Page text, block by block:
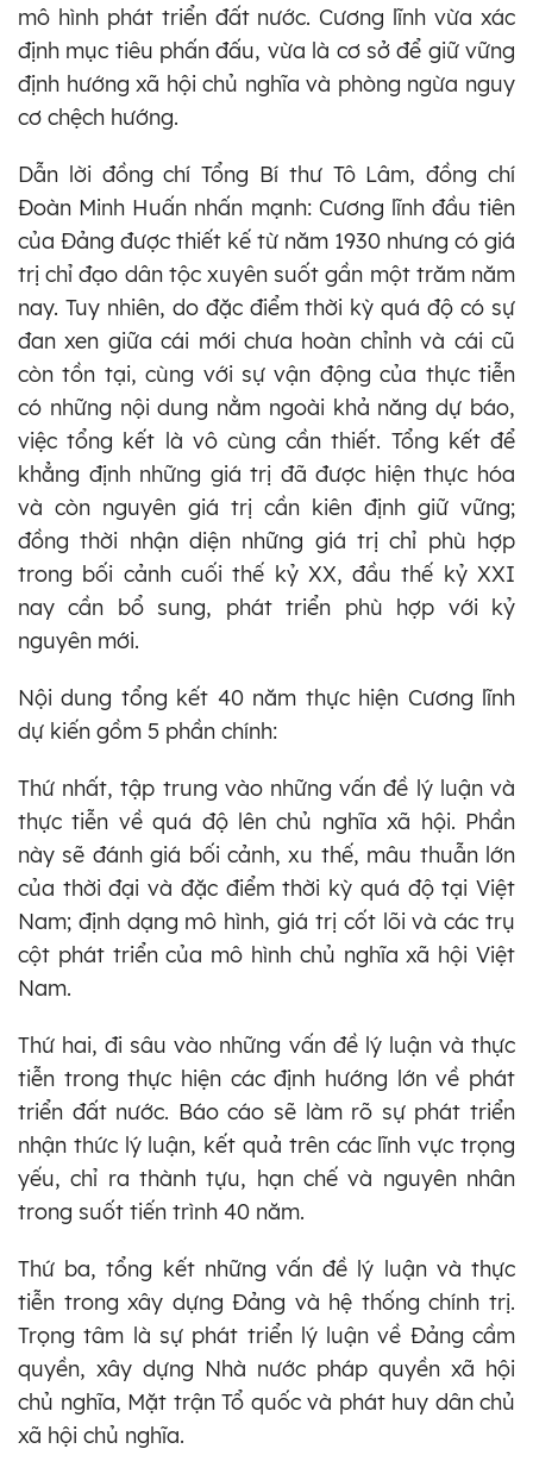
mô hình phát triển đất nước. Cương lĩnh vừa xác
định mục tiêu phấn đấu, vừa là cơ sở để giữ vững
định hướng xã hội chủ nghĩa và phòng ngừa nguy
cơ chệch hướng.
Dẫn lời đồng chí Tổng Bí thư Tô Lâm, đồng chí
Đoàn Minh Huấn nhấn mạnh: Cương lĩnh đầu tiên
của Đảng được thiết kế từ năm 1930 nhưng có giá
trị chỉ đạo dân tộc xuyên suốt gần một trăm năm
nay. Tuy nhiên, do đặc điểm thời kỳ quá độ có sự
đan xen giữa cái mới chưa hoàn chỉnh và cái cũ
còn tồn tại, cùng với sự vận động của thực tiễn
có những nội dung nằm ngoài khả năng dự báo,
việc tổng kết là vô cùng cần thiết. Tổng kết để
khẳng định những giá trị đã được hiện thực hóa
và còn nguyên giá trị cần kiên định giữ vững;
đồng thời nhận diện những giá trị chỉ phù hợp
trong bối cảnh cuối thế kỷ XX, đầu thế kỷ XXI
nay cần bổ sung, phát triển phù hợp với kỷ
nguyên mới.
Nội dung tổng kết 40 năm thực hiện Cương lĩnh
dự kiến gồm 5 phần chính:
Thứ nhất, tập trung vào những vấn đề lý luận và
thực tiễn về quá độ lên chủ nghĩa xã hội. Phần
này sẽ đánh giá bối cảnh, xu thế, mâu thuẫn lớn
của thời đại và đặc điểm thời kỳ quá độ tại Việt
Nam; định dạng mô hình, giá trị cốt lõi và các trụ
cột phát triển của mô hình chủ nghĩa xã hội Việt
Nam.
Thứ hai, đi sâu vào những vấn đề lý luận và thực
tiễn trong thực hiện các định hướng lớn về phát
triển đất nước. Báo cáo sẽ làm rõ sự phát triển
nhận thức lý luận, kết quả trên các lĩnh vực trọng
yếu, chỉ ra thành tựu, hạn chế và nguyên nhân
trong suốt tiến trình 40 năm.
Thứ ba, tổng kết những vấn đề lý luận và thực
tiễn trong xây dựng Đảng và hệ thống chính trị.
Trọng tâm là sự phát triển lý luận về Đảng cầm
quyền, xây dựng Nhà nước pháp quyền xã hội
chủ nghĩa, Mặt trận Tổ quốc và phát huy dân chủ
xã hội chủ nghĩa.